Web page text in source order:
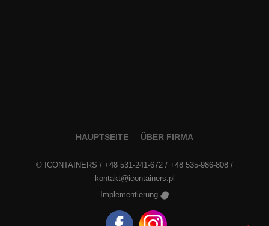
HAUPTSEITE ÜBER FIRMA
© ICONTAINERS / +48 531-241-672 / +48 535-986-808 /
kontakt@icontainers.pl
Implementierung